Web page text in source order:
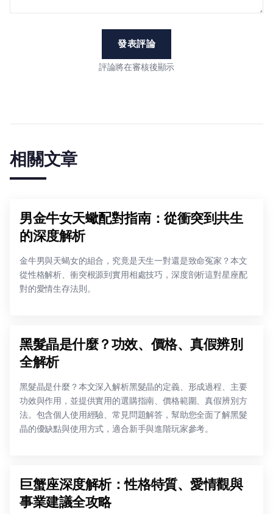
發表評論
評論將在審核後顯示
相關文章
男金牛女天蠍配對指南：從衝突到共生
的深度解析
金牛男與天蝎女的組合，究竟是天生一對還是致命冤家？本文
從性格解析、衝突根源到實用相處技巧，深度剖析這對星座配
對的愛情生存法則。
黑髮晶是什麼？功效、價格、真假辨別
全解析
黑髮晶是什麼？本文深入解析黑髮晶的定義、形成過程、主要
功效與作用，並提供實用的選購指南、價格範圍、真假辨別方
法。包含個人使用經驗、常見問題解答，幫助您全面了解黑髮
晶的優缺點與使用方式，適合新手與進階玩家參考。
巨蟹座深度解析：性格特質、愛情觀與
事業建議全攻略